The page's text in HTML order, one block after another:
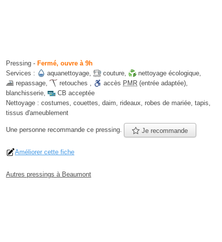
Pressing - Fermé, ouvre à 9h
Services :
aquanettoyage, couture, nettoyage écologique,
repassage, retouches , accès PMR (entrée adaptée),
blanchisserie,
CB acceptée
Nettoyage : costumes, couettes, daim, rideaux, robes de mariée, tapis,
tissus d'ameublement
Une personne recommande ce pressing. Je recommande
Améliorer cette fiche
Autres pressings à Beaumont